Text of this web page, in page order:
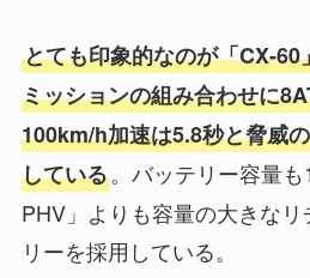
とても印象的なのが「CX-
ミッションの組み合わせに
100km/h加速は5.8秒と脅威
している。バッテリー容量
PHV」よりも容量の大きな
リーを採用している。